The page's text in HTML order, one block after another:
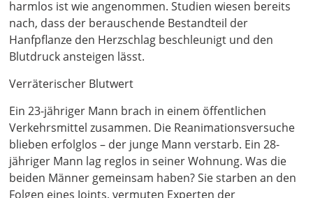
harmlos ist wie angenommen. Studien wiesen bereits
nach, dass der berauschende Bestandteil der
Hanfpflanze den Herzschlag beschleunigt und den
Blutdruck ansteigen lässt.
Verräterischer Blutwert
Ein 23-jähriger Mann brach in einem öffentlichen
Verkehrsmittel zusammen. Die Reanimationsversuche
blieben erfolglos – der junge Mann verstarb. Ein 28-
jähriger Mann lag reglos in seiner Wohnung. Was die
beiden Männer gemeinsam haben? Sie starben an den
Folgen eines Joints, vermuten Experten der